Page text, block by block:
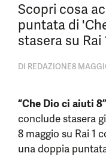
Scopri cosa
puntata di
stasera su Rai
DI REDAZIONE8
“Che Dio ci aiuti 8”
conclude stasera
8 maggio su Rai 1
una doppia